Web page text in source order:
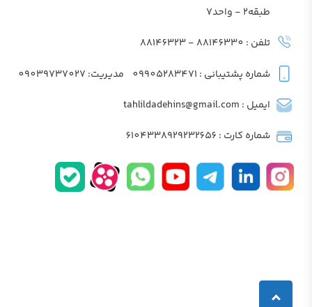
طبقه2 - واحد7
تلفن : 88146330 - 88146323
شماره پشتیبانی : 09905283471 مدیریت: 09039737027
ایمیل : tahlildadehins@gmail.com
شماره کارت : 6104338929232656